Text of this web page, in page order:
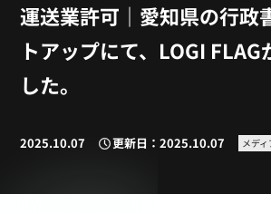
運送業許可｜愛知県の行政
トアップにて、LOGI FLAG
した。
2025.10.07 更新日：2025.10.07 メデ